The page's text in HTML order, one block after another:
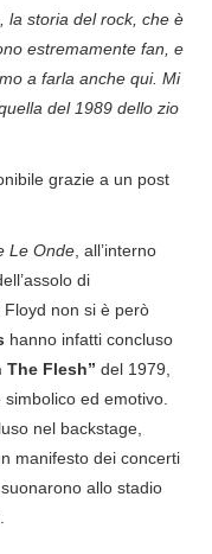
la storia del rock, che è
estremamente fan, e
a farla anche qui. Mi
del 1989 dello zio
grazie a un post
Le Onde , all’interno
di
Floyd non si è però
hanno infatti concluso
The Flesh” del 1979,
ed emotivo.
nel backstage,
manifesto dei concerti
allo stadio